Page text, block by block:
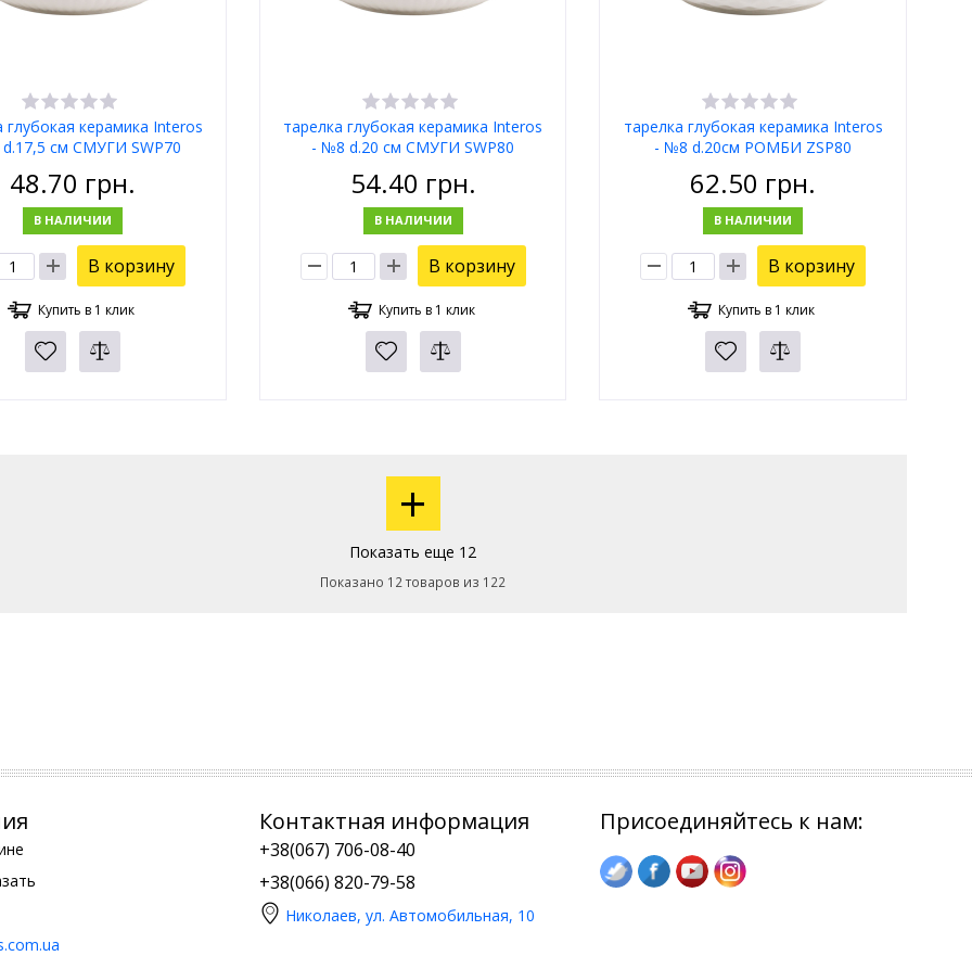
глубокая керамика Interos
см СМУГИ SWP70
48.70 грн.
В НАЛИЧИИ
В корзину
Купить в 1 клик
тарелка глубокая керамика Interos
- №8 d.20 см СМУГИ SWP80
54.40 грн.
В НАЛИЧИИ
В корзину
Купить в 1 клик
тарелка глубокая керамика Interos
- №8 d.20см РОМБИ ZSP80
62.50 грн.
В НАЛИЧИИ
В корзину
Купить в 1 клик
+
Показать еще 12
Показано 12 товаров из 122
Контактная информация
+38(067) 706-08-40
+38(066) 820-79-58
Николаев, ул. Автомобильная, 10
Присоединяйтесь к нам: